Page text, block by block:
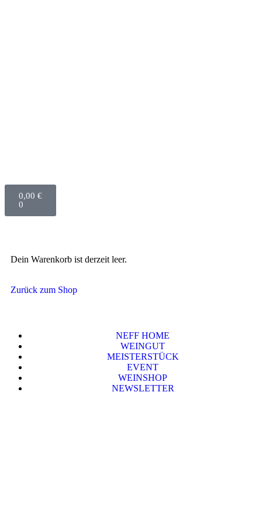
0,00 €
0
Dein Warenkorb ist derzeit leer.
Zurück zum Shop
NEFF HOME
WEINGUT
MEISTERSTÜCK
EVENT
WEINSHOP
NEWSLETTER